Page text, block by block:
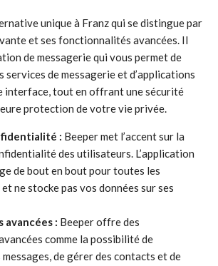
unique à Franz qui se distingue par
et ses fonctionnalités avancées. Il
de messagerie qui vous permet de
de messagerie et d’applications
interface, tout en offrant une sécurité
protection de votre vie privée.
: Beeper met l’accent sur la
des utilisateurs. L’application
de bout en bout pour toutes les
ne stocke pas vos données sur ses
: Beeper offre des
comme la possibilité de
de gérer des contacts et de